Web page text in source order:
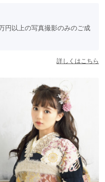
円以上の写真撮影のみのご成
詳しくはこちら